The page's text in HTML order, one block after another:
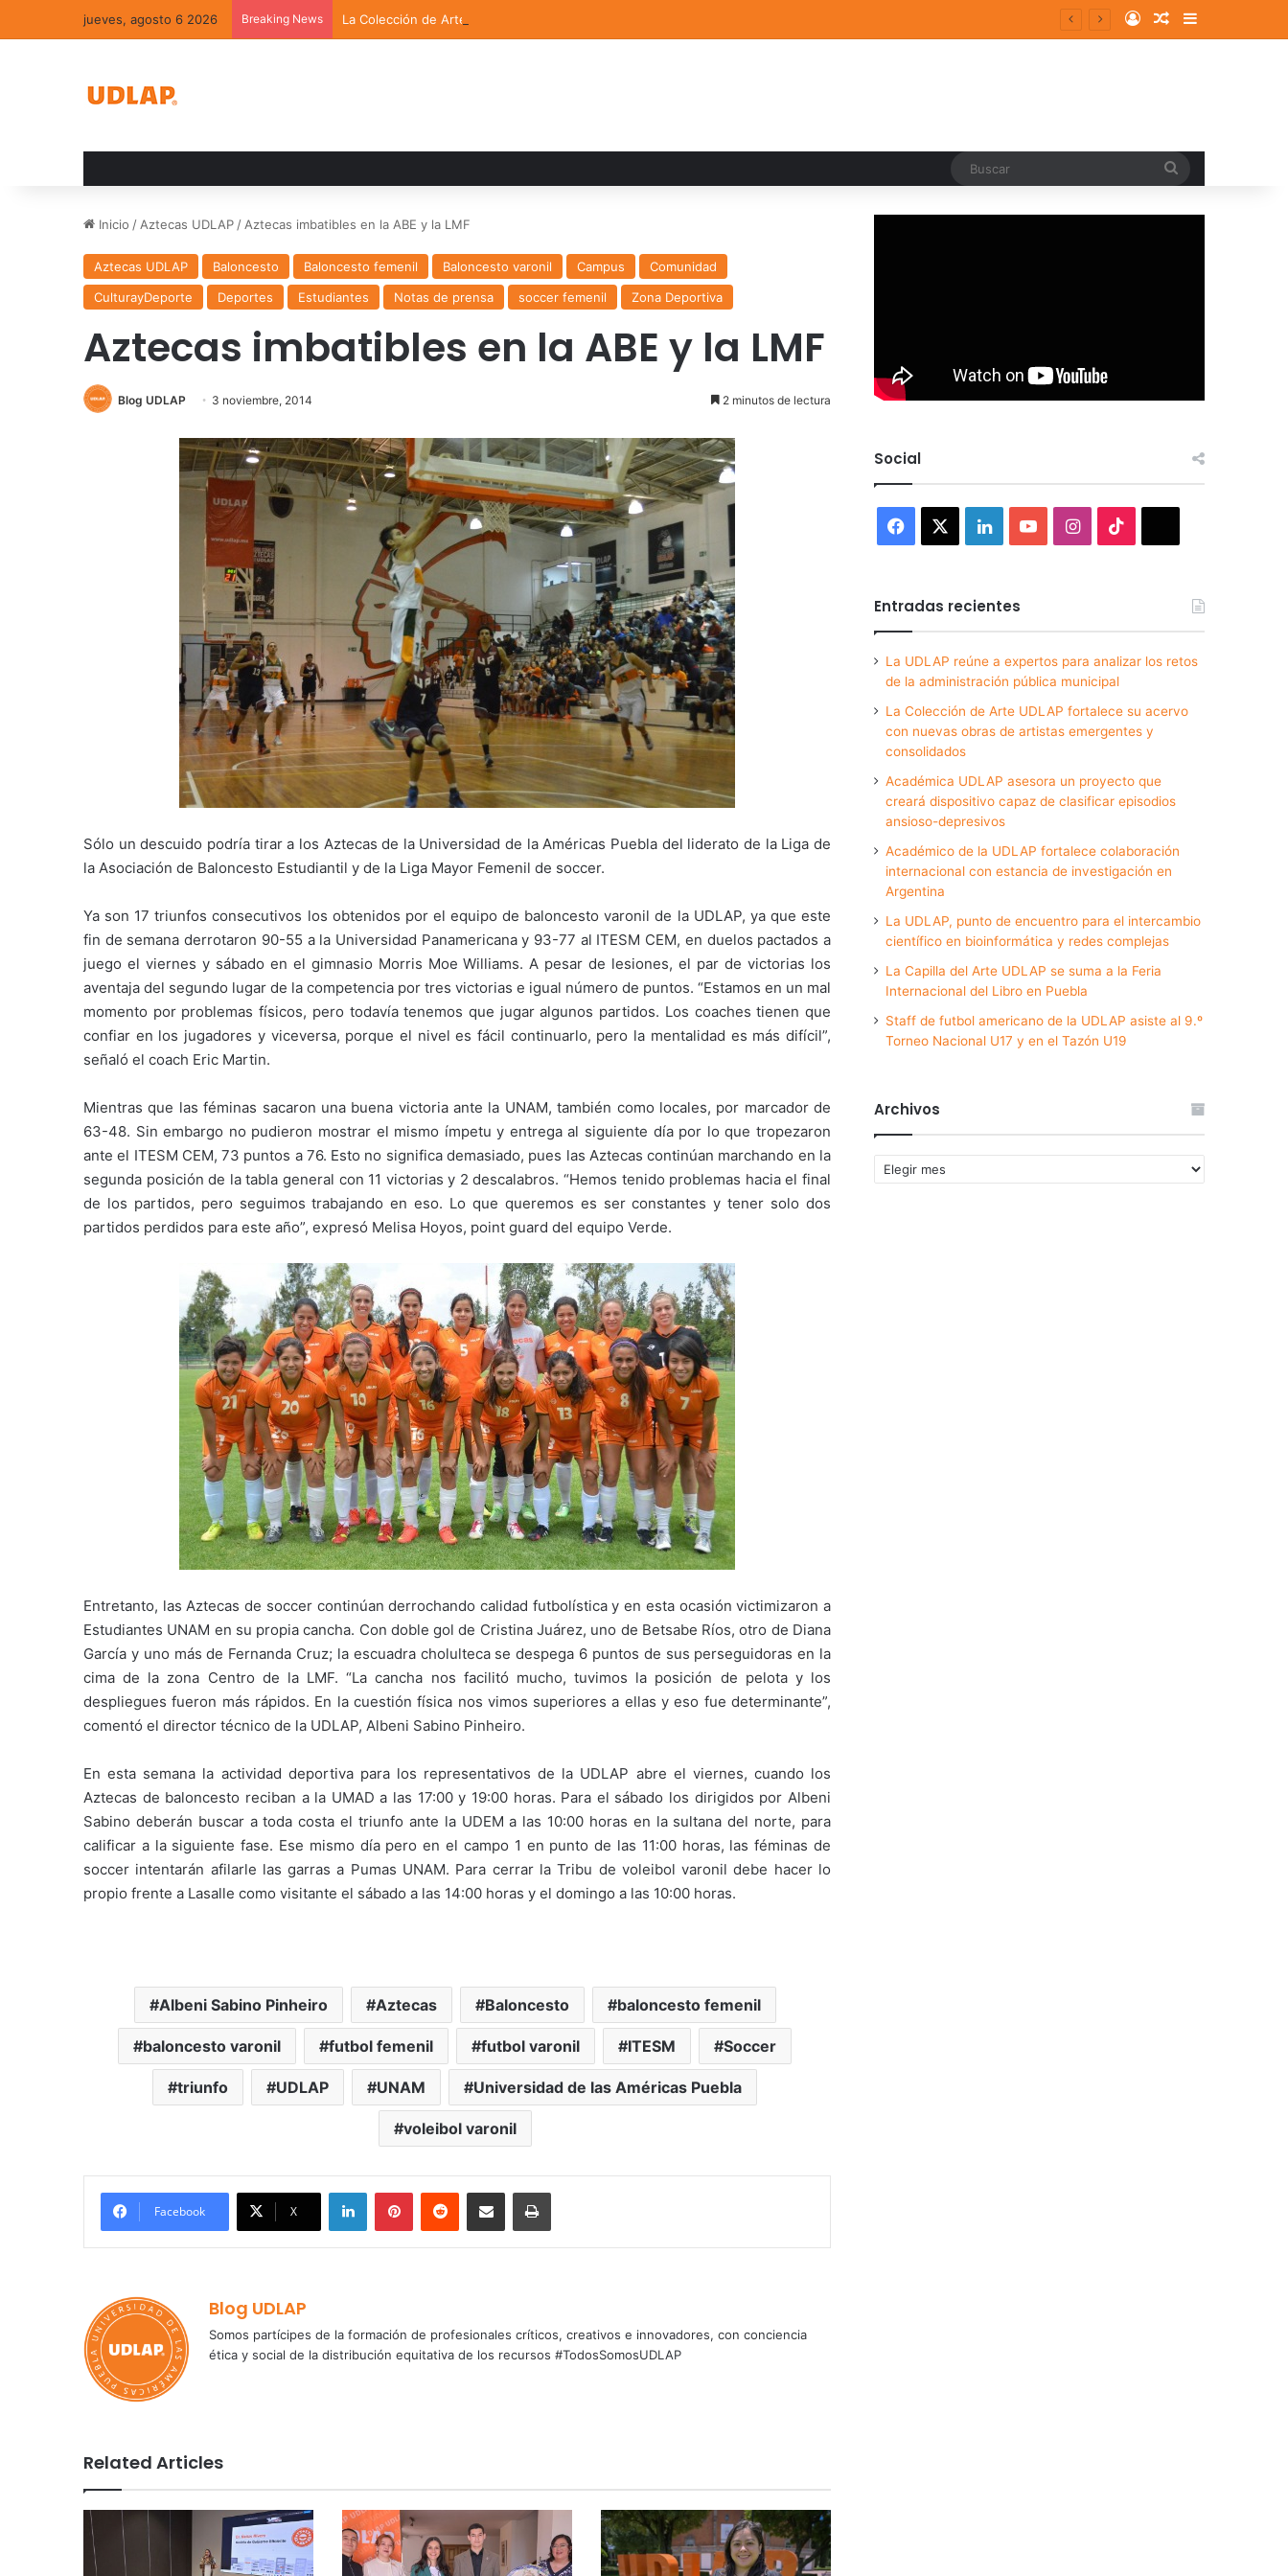
jueves, agosto 6 2026 Breaking News La Colección de Arte UDLAP fortalece su acervo con nuevas obras de artistas emergentes y consolidados Log InRandom Article
Sidebar
Inicio / Aztecas UDLAP / Aztecas imbatibles en la ABE y la LMF
Aztecas UDLAP Baloncesto Baloncesto femenil Baloncesto varonil Campus
Comunidad
CulturayDeporte
Deportes Estudiantes Notas de prensa soccer femenil Zona Deportiva
Aztecas imbatibles en la ABE y la LMF
Blog UDLAP 3 noviembre, 2014 2 minutos de lectura
Sólo un descuido podría tirar a los Aztecas de la Universidad de la Américas Puebla del liderato de la Liga de
la Asociación de Baloncesto Estudiantil y de la Liga Mayor Femenil de soccer.
Ya son 17 triunfos consecutivos los obtenidos por el equipo de baloncesto varonil de la UDLAP, ya que este
fin de semana derrotaron 90-55 a la Universidad Panamericana y 93-77 al ITESM CEM, en duelos pactados a
juego el viernes y sábado en el gimnasio Morris Moe Williams. A pesar de lesiones, el par de victorias los
aventaja del segundo lugar de la competencia por tres victorias e igual número de puntos. “Estamos en un mal
momento por problemas físicos, pero todavía tenemos que jugar algunos partidos. Los coaches tienen que
confiar en los jugadores y viceversa, porque el nivel es fácil continuarlo, pero la mentalidad es más difícil”,
señaló el coach Eric Martin.
Mientras que las féminas sacaron una buena victoria ante la UNAM, también como locales, por marcador de
63-48. Sin embargo no pudieron mostrar el mismo ímpetu y entrega al siguiente día por lo que tropezaron
ante el ITESM CEM, 73 puntos a 76. Esto no significa demasiado, pues las Aztecas continúan marchando en la
segunda posición de la tabla general con 11 victorias y 2 descalabros. “Hemos tenido problemas hacia el final
de los partidos, pero seguimos trabajando en eso. Lo que queremos es ser constantes y tener solo dos
partidos perdidos para este año”, expresó Melisa Hoyos, point guard del equipo Verde.
Entretanto, las Aztecas de soccer continúan derrochando calidad futbolística y en esta ocasión victimizaron a
Estudiantes UNAM en su propia cancha. Con doble gol de Cristina Juárez, uno de Betsabe Ríos, otro de Diana
García y uno más de Fernanda Cruz; la escuadra cholulteca se despega 6 puntos de sus perseguidoras en la
cima de la zona Centro de la LMF. “La cancha nos facilitó mucho, tuvimos la posición de pelota y los
despliegues fueron más rápidos. En la cuestión física nos vimos superiores a ellas y eso fue determinante”,
comentó el director técnico de la UDLAP, Albeni Sabino Pinheiro.
En esta semana la actividad deportiva para los representativos de la UDLAP abre el viernes, cuando los
Aztecas de baloncesto reciban a la UMAD a las 17:00 y 19:00 horas. Para el sábado los dirigidos por Albeni
Sabino deberán buscar a toda costa el triunfo ante la UDEM a las 10:00 horas en la sultana del norte, para
calificar a la siguiente fase. Ese mismo día pero en el campo 1 en punto de las 11:00 horas, las féminas de
soccer intentarán afilarle las garras a Pumas UNAM. Para cerrar la Tribu de voleibol varonil debe hacer lo
propio frente a Lasalle como visitante el sábado a las 14:00 horas y el domingo a las 10:00 horas.
Albeni Sabino Pinheiro Aztecas Baloncesto baloncesto femenil
baloncesto varonil futbol femenil futbol varonil ITESM Soccer
triunfo UDLAP UNAM Universidad de las Américas Puebla
voleibol varonil
Facebook X
LinkedInPinterestReddit Share via Email Print
Blog UDLAP
Somos partícipes de la formación de profesionales críticos, creativos e innovadores, con conciencia
ética y social de la distribución equitativa de los recursos #TodosSomosUDLAP
Related Articles
Social
Facebook LinkedInYouTubeInstagram
Entradas recientes
La UDLAP reúne a expertos para analizar los retos
de la administración pública municipal
La Colección de Arte UDLAP fortalece su acervo
con nuevas obras de artistas emergentes y
consolidados
Académica UDLAP asesora un proyecto que
creará dispositivo capaz de clasificar episodios
ansioso-depresivos
Académico de la UDLAP fortalece colaboración
internacional con estancia de investigación en
Argentina
La UDLAP, punto de encuentro para el intercambio
científico en bioinformática y redes complejas
La Capilla del Arte UDLAP se suma a la Feria
Internacional del Libro en Puebla
Staff de futbol americano de la UDLAP asiste al 9.º
Torneo Nacional U17 y en el Tazón U19
Archivos
Archivos